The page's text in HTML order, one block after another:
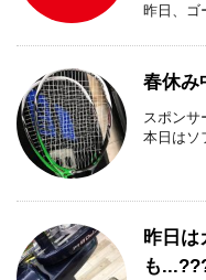
昨日、ゴ
春休み
スポンサ
本日はソ
昨日は
も